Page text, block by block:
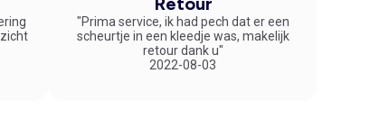
"Prima service, ik had pech dat er een
scheurtje in een kleedje was, makelijk
retour dank u"
2022-08-03